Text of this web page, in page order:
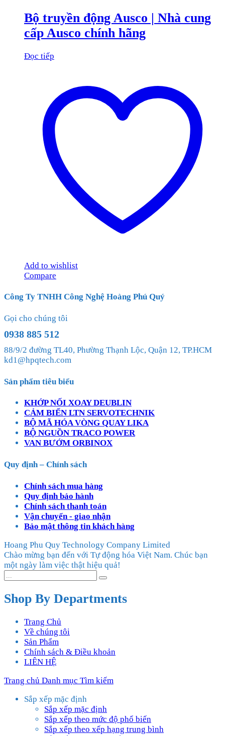
Bộ truyền động Ausco | Nhà cung
cấp Ausco chính hãng
Đọc tiếp
Add to wishlist
Compare
Công Ty TNHH Công Nghệ Hoàng Phú Quý
Gọi cho chúng tôi
0938 885 512
88/9/2 đường TL40, Phường Thạnh Lộc, Quận 12, TP.HCM
kd1@hpqtech.com
Sản phẩm tiêu biểu
KHỚP NỐI XOAY DEUBLIN
CẢM BIẾN LTN SERVOTECHNIK
BỘ MÃ HÓA VÒNG QUAY LIKA
BỘ NGUỒN TRACO POWER
VAN BƯỚM ORBINOX
Quy định – Chính sách
Chính sách mua hàng
Quy định bảo hành
Chính sách thanh toán
Vận chuyển - giao nhận
Bảo mật thông tin khách hàng
Hoang Phu Quy Technology Company Limited
Chào mừng bạn đến với Tự động hóa Việt Nam. Chúc bạn
một ngày làm việc thật hiệu quả!
Shop By Departments
Trang Chủ
Về chúng tôi
Sản Phẩm
Chính sách & Điều khoản
LIÊN HỆ
Trang chủ Danh mục Tìm kiếm
Sắp xếp mặc định
Sắp xếp mặc định
Sắp xếp theo mức độ phổ biến
Sắp xếp theo xếp hạng trung bình